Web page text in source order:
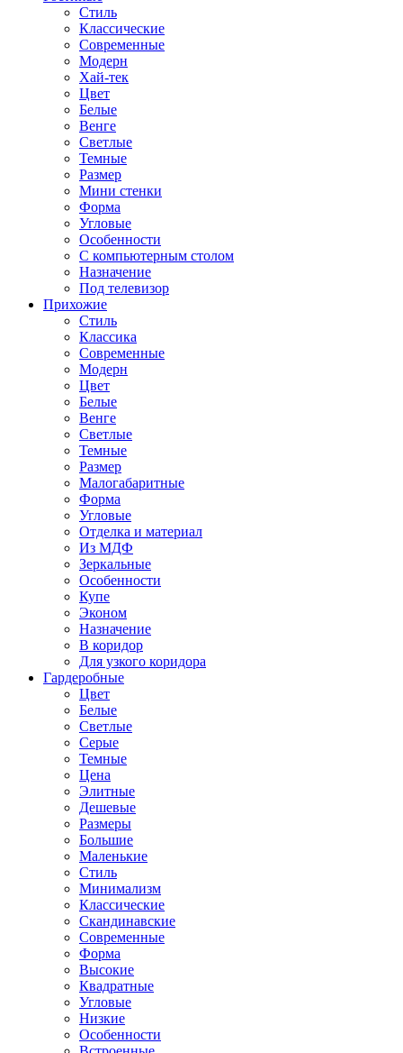
Стиль
Классические
Современные
Модерн
Хай-тек
Цвет
Белые
Венге
Светлые
Темные
Размер
Мини стенки
Форма
Угловые
Особенности
С компьютерным столом
Назначение
Под телевизор
Прихожие
Стиль
Классика
Современные
Модерн
Цвет
Белые
Венге
Светлые
Темные
Размер
Малогабаритные
Форма
Угловые
Отделка и материал
Из МДФ
Зеркальные
Особенности
Купе
Эконом
Назначение
В коридор
Для узкого коридора
Гардеробные
Цвет
Белые
Светлые
Серые
Темные
Цена
Элитные
Дешевые
Размеры
Большие
Маленькие
Стиль
Минимализм
Классические
Скандинавские
Современные
Форма
Высокие
Квадратные
Угловые
Низкие
Особенности